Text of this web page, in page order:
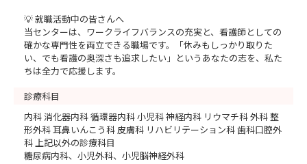
💡 就職活動中の皆さんへ
当センターは、ワークライフバランスの充実と、看護師としての
確かな専門性を両立できる職場です。「休みもしっかり取りた
い、でも看護の奥深さも追求したい」というあなたの志を、私た
ちは全力で応援します。
診療科目
内科 消化器内科 循環器内科 小児科 神経内科 リウマチ科 外科 整
形外科 耳鼻いんこう科 皮膚科 リハビリテーション科 歯科口腔外
科 上記以外の診療科目
糖尿病内科、小児外科、小児脳神経外科